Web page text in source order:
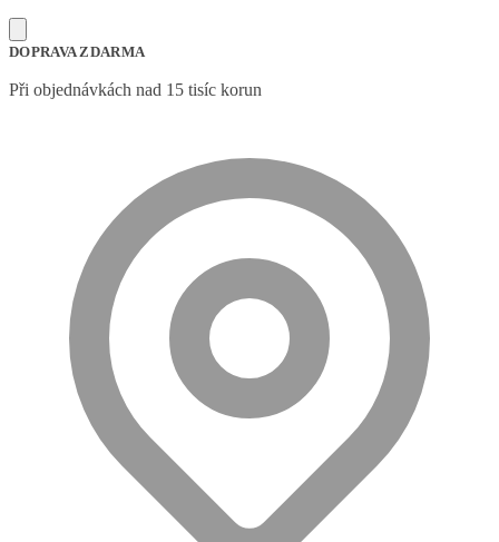
DOPRAVA ZDARMA
Při objednávkách nad 15 tisíc korun